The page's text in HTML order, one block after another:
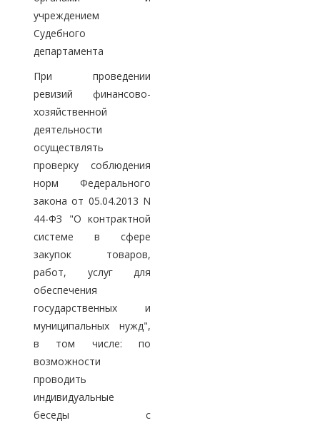
учреждением
Судебного
департамента
При проведении
ревизий финансово-
хозяйственной
деятельности
осуществлять
проверку соблюдения
норм Федерального
закона от 05.04.2013 N
44-ФЗ "О контрактной
системе в сфере
закупок товаров,
работ, услуг для
обеспечения
государственных и
муниципальных нужд",
в том числе: по
возможности
проводить
индивидуальные
беседы с